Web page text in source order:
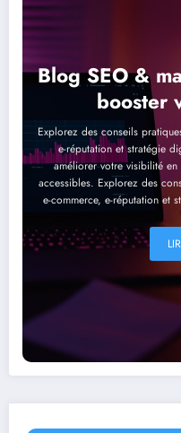
Blog SEO &
booster
Explorez des conseils
e-réputation et stratégie
améliorer votre visibilité
accessibles. Explorez des
e-commerce, e-réputation et
aide à améliorer votre
accessibles. Explorez des
e-commerce, e-réputation et
aide à améliorer votre
accessibles. Explorez des
e-commerce, e-réputation et
aide à améliorer votre